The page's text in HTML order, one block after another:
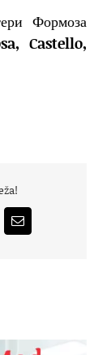
Формоза
Castello,
Email